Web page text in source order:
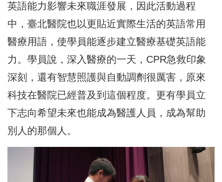
英語能力影響未來職涯發展，因此活動過程
中，臺北醫院也以更貼近實際生活的英語常用
醫療用語，使學員能逐步建立醫療基礎英語能
力。學員說，深入醫療的一天，CPR急救印象
深刻，還有智慧照護與自動調劑很厲害，原來
科技在醫院已經普及到這個程度。更有學員立
下志向希望未來也能成為醫護人員，成為幫助
別人的那個人。